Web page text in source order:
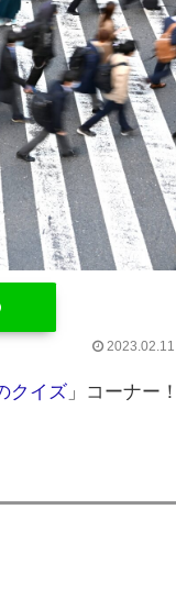
2023.02.11
クイズ」コーナー！